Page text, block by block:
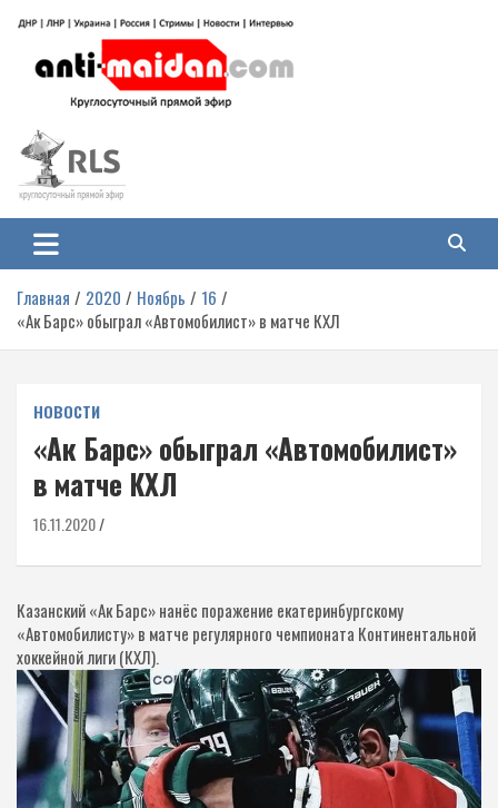
содержимому
Антимайдан: Гражданская война
на Украине
гражданской войне на Украине, включая события в Новороссии, ДНР,
ЛНР и других регионах.
Главная 2020 Ноябрь
16
«Ак Барс» обыграл «Автомобилист» в матче КХЛ
НОВОСТИ
«Ак Барс» обыграл «Автомобилист»
в матче КХЛ
16.11.2020
Казанский «Ак Барс» нанёс поражение екатеринбургскому
«Автомобилисту» в матче регулярного чемпионата Континентальной
хоккейной лиги (КХЛ).